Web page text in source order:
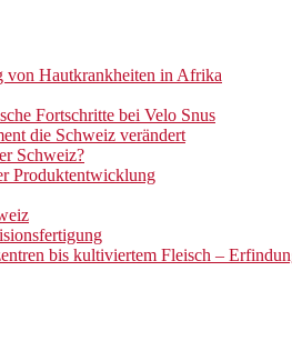
Hautkrankheiten in Afrika
Fortschritte bei Velo Snus
die Schweiz verändert
Schweiz?
Produktentwicklung
bis kultiviertem Fleisch –